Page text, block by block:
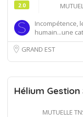
2.0
Incompétence,
humain...une
GRAND EST
Hélium
MUTUELLE